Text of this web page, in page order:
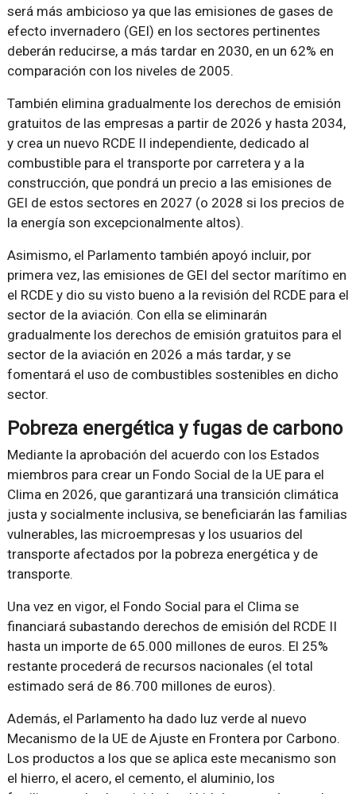
será más ambicioso ya que las emisiones de gases de
efecto invernadero (GEI) en los sectores pertinentes
deberán reducirse, a más tardar en 2030, en un 62% en
comparación con los niveles de 2005.
También elimina gradualmente los derechos de emisión
gratuitos de las empresas a partir de 2026 y hasta 2034,
y crea un nuevo RCDE II independiente, dedicado al
combustible para el transporte por carretera y a la
construcción, que pondrá un precio a las emisiones de
GEI de estos sectores en 2027 (o 2028 si los precios de
la energía son excepcionalmente altos).
Asimismo, el Parlamento también apoyó incluir, por
primera vez, las emisiones de GEI del sector marítimo en
el RCDE y dio su visto bueno a la revisión del RCDE para el
sector de la aviación. Con ella se eliminarán
gradualmente los derechos de emisión gratuitos para el
sector de la aviación en 2026 a más tardar, y se
fomentará el uso de combustibles sostenibles en dicho
sector.
Pobreza energética y fugas de carbono
Mediante la aprobación del acuerdo con los Estados
miembros para crear un Fondo Social de la UE para el
Clima en 2026, que garantizará una transición climática
justa y socialmente inclusiva, se beneficiarán las familias
vulnerables, las microempresas y los usuarios del
transporte afectados por la pobreza energética y de
transporte.
Una vez en vigor, el Fondo Social para el Clima se
financiará subastando derechos de emisión del RCDE II
hasta un importe de 65.000 millones de euros. El 25%
restante procederá de recursos nacionales (el total
estimado será de 86.700 millones de euros).
Además, el Parlamento ha dado luz verde al nuevo
Mecanismo de la UE de Ajuste en Frontera por Carbono.
Los productos a los que se aplica este mecanismo son
el hierro, el acero, el cemento, el aluminio, los